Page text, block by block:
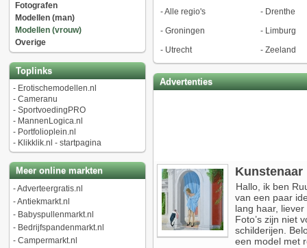
Fotografen
Modellen (man)
Modellen (vrouw)
Overige
Toplinks
- Erotischemodellen.nl
- Cameranu
- SportvoedingPRO
- MannenLogica.nl
- Portfolioplein.nl
- Klikklik.nl - startpagina
Meer online markten
-Adverteergratis.nl
-Antiekmarkt.nl
- Babyspullenmarkt.nl
- Bedrijfspandenmarkt.nl
- Campermarkt.nl
-Alle regio's - Drenthe
- Groningen - Limburg
- Utrecht - Zeeland
Advertenties
Kunstenaar
Hallo, ik ben
van een paar
lang haar,
Foto’s zijn niet
schilderijen.
een model met